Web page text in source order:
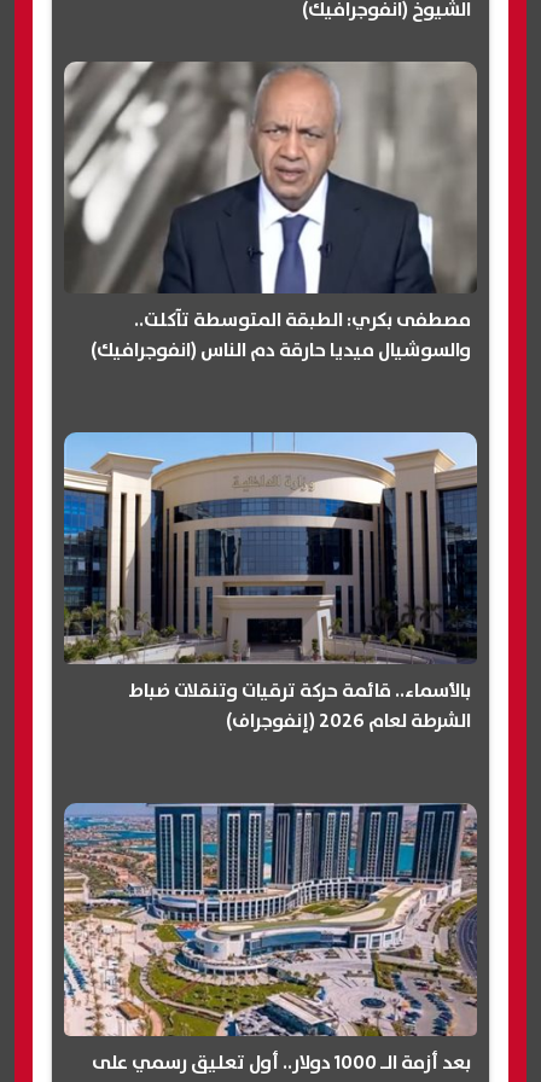
الشيوخ (انفوجرافيك)
مصطفى بكري: الطبقة المتوسطة تآكلت..
والسوشيال ميديا حارقة دم الناس (انفوجرافيك)
بالأسماء.. قائمة حركة ترقيات وتنقلات ضباط
الشرطة لعام 2026 (إنفوجراف)
بعد أزمة الـ 1000 دولار.. أول تعليق رسمي على